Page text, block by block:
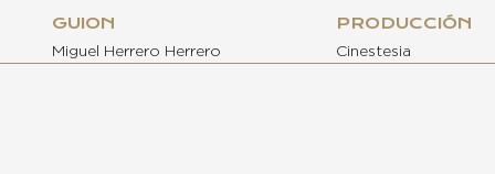
GUION
Miguel Herrero Herrero
PRODUCCIÓN
Cinestesia